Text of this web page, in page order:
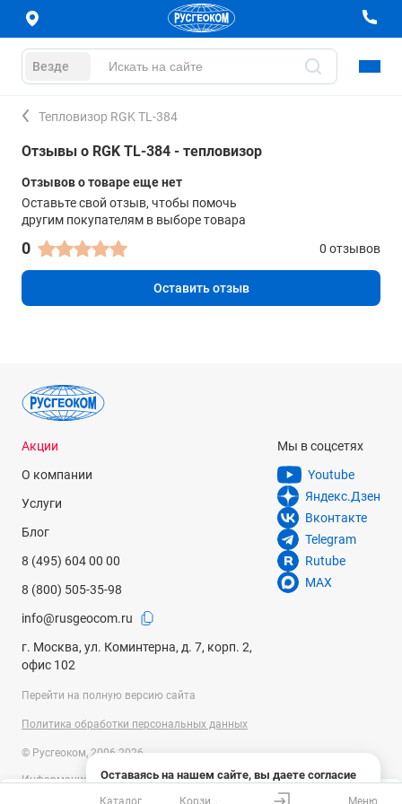
Везде
Тепловизор RGK TL-384
Отзывы о RGK TL-384 - тепловизор
Отзывов о товаре еще нет
Оставьте свой отзыв, чтобы помочь
другим покупателям в выборе товара
0 0 отзывов
Оставить отзыв
Оставаясь на нашем сайте, вы даете согласие
на использование файлов cookies и сбор данных
Акции
О компании
Услуги
Блог
8 (495) 604 00 00
8 (800) 505-35-98
info@rusgeocom.ru
г. Москва, ул. Коминтерна, д. 7, корп. 2,
офис 102
Мы в соцсетях
Youtube
Яндекс.Дзен
Вконтакте
Telegram
Rutube
MAX
Перейти на полную версию сайта
Политика обработки персональных данных
© Русгеоком, 2006-2026
Информация на сайте носит справочный характер и не является
публичной офертой, определяемой положениями Статьи 437
Каталог Меню